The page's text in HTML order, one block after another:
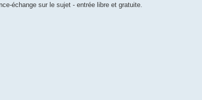
échange sur le sujet - entrée libre et gratuite.